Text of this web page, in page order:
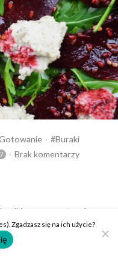
Tagi:
Buraki
Brak komentarzy
prawa zastrzeżone.
Zgadzasz się na ich użycie?